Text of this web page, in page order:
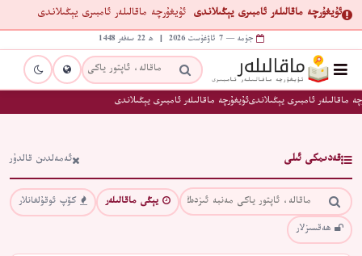
ئۇيغۇرچە ماقالىلەر ئامبىرى يېڭىلاندى ئۇيغۇرچە ماقالىلەر ئامبىرى يېڭىلاندى
جۈمە — 7 ئاۋغۇست 2026 | ھ 22 سەفەر 1448
ماقالىلەر ئامبىرى يېڭىلاندىئۇيغۇرچە ماقالىلەر ئامبىرى يېڭىلاندى
قەدىمكى ئىلى ئەمەلدىن قالدۇر
يېڭى ماقالىلەر
كۆپ ئوقۇلغانلار
ھەقسىزلار